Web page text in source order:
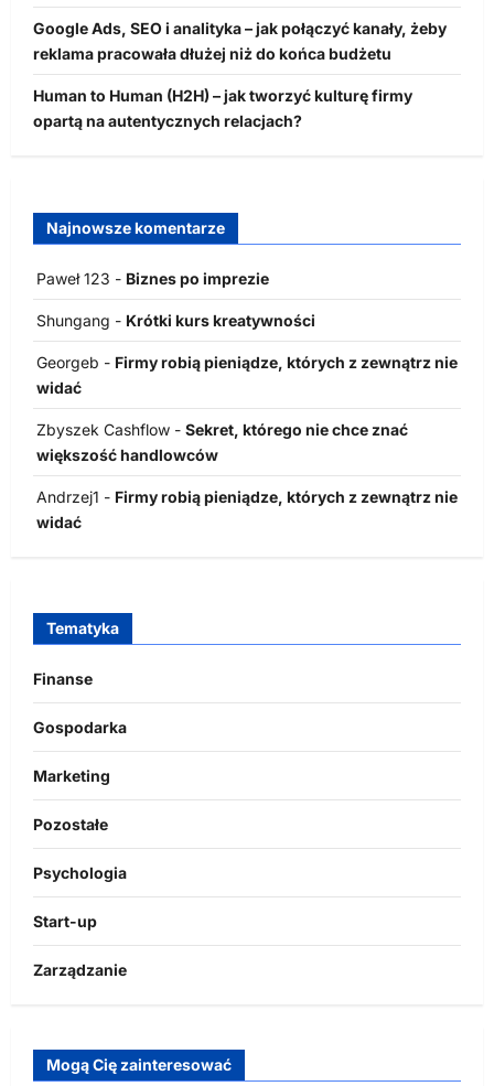
Google Ads, SEO i analityka – jak połączyć kanały, żeby
reklama pracowała dłużej niż do końca budżetu
Human to Human (H2H) – jak tworzyć kulturę firmy
opartą na autentycznych relacjach?
Najnowsze komentarze
Paweł 123 - Biznes po imprezie
Shungang - Krótki kurs kreatywności
Georgeb - Firmy robią pieniądze, których z zewnątrz nie
widać
Zbyszek Cashflow - Sekret, którego nie chce znać
większość handlowców
Andrzej1 - Firmy robią pieniądze, których z zewnątrz nie
widać
Tematyka
Finanse
Gospodarka
Marketing
Pozostałe
Psychologia
Start-up
Zarządzanie
Mogą Cię zainteresować